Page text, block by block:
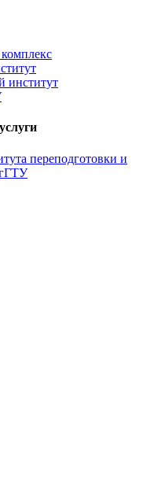
институт
переподготовки и